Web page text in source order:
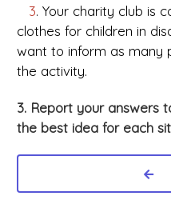
3. Your charity club is
clothes for children in
want to inform as many
the activity.
3. Report your answers
the best idea for each